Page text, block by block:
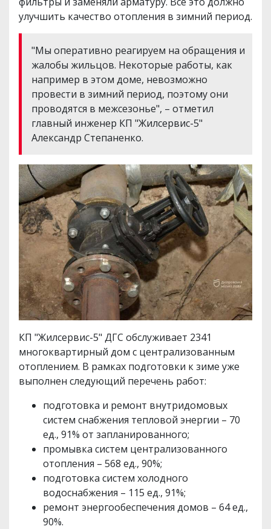
улучшить качество отопления в зимний период.
"Мы оперативно реагируем на обращения и
жалобы жильцов. Некоторые работы, как
например в этом доме, невозможно
провести в зимний период, поэтому они
проводятся в межсезонье", – отметил
главный инженер КП "Жилсервис-5"
Александр Степаненко.
КП "Жилсервис-5" ДГС обслуживает 2341
многоквартирный дом с централизованным
отоплением. В рамках подготовки к зиме уже
выполнен следующий перечень работ:
подготовка и ремонт внутридомовых
систем снабжения тепловой энергии – 70
ед., 91% от запланированного;
промывка систем централизованного
отопления – 568 ед., 90%;
подготовка систем холодного
водоснабжения – 115 ед., 91%;
ремонт энергообеспечения домов – 64 ед.,
90%.